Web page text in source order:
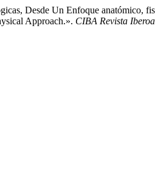
Desde Un Enfoque anatómico,
Approach.». CIBA Revista